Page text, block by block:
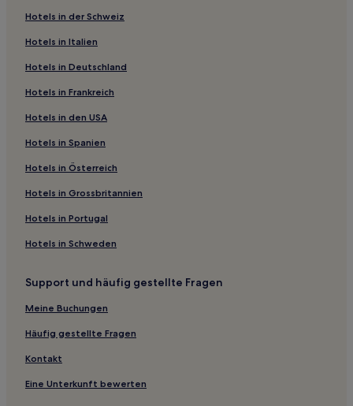
Hotels in der Schweiz
Hotels in Italien
Hotels in Deutschland
Hotels in Frankreich
Hotels in den USA
Hotels in Spanien
Hotels in Österreich
Hotels in Grossbritannien
Hotels in Portugal
Hotels in Schweden
Support und häufig gestellte Fragen
Meine Buchungen
Häufig gestellte Fragen
Kontakt
Eine Unterkunft bewerten